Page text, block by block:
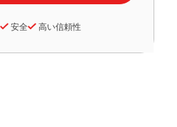
安全 高い信頼性